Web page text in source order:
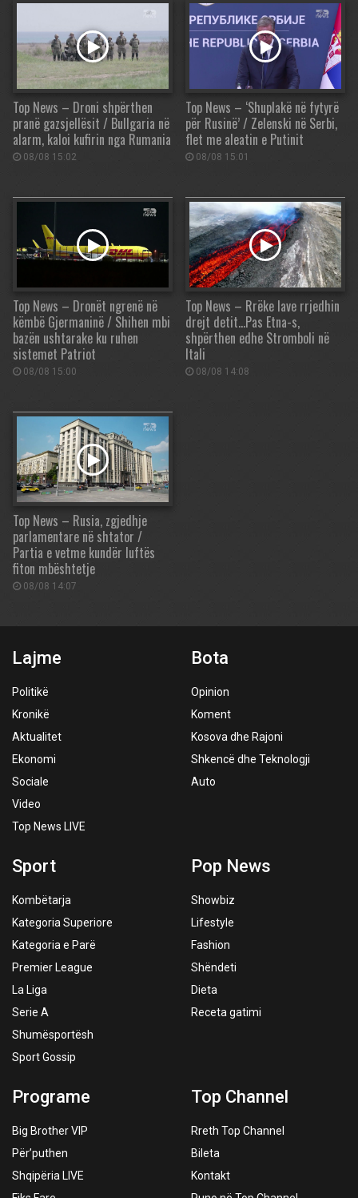
Top News – Droni shpërthen
pranë gazsjellësit / Bullgaria në
alarm, kaloi kufirin nga Rumania
08/08 15:02
Top News – ‘Shuplakë në fytyrë
për Rusinë’ / Zelenski në Serbi,
flet me aleatin e Putinit
08/08 15:01
Top News – Dronët ngrenë në
këmbë Gjermaninë / Shihen mbi
bazën ushtarake ku ruhen
sistemet Patriot
08/08 15:00
Top News – Rrëke lave rrjedhin
drejt detit…Pas Etna-s,
shpërthen edhe Stromboli në
Itali
08/08 14:08
Top News – Rusia, zgjedhje
parlamentare në shtator /
Partia e vetme kundër luftës
fiton mbështetje
08/08 14:07
Lajme
Politikë
Kronikë
Aktualitet
Ekonomi
Sociale
Video
Top News LIVE
Bota
Opinion
Koment
Kosova dhe Rajoni
Shkencë dhe Teknologji
Auto
Sport
Kombëtarja
Kategoria Superiore
Kategoria e Parë
Premier League
La Liga
Serie A
Shumësportësh
Sport Gossip
Pop News
Showbiz
Lifestyle
Fashion
Shëndeti
Dieta
Receta gatimi
Programe
Big Brother VIP
Për’puthen
Shqipëria LIVE
Top Channel
Rreth Top Channel
Bileta
Kontakt